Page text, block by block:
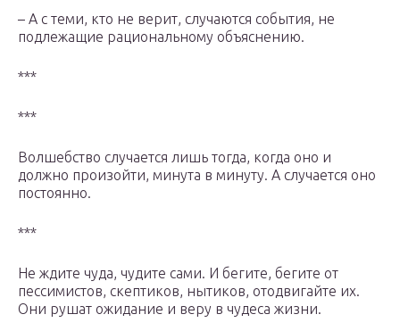
– А с теми, кто не верит, случаются события, не
подлежащие рациональному объяснению.
***
***
Волшебство случается лишь тогда, когда оно и
должно произойти, минута в минуту. А случается оно
постоянно.
***
Не ждите чуда, чудите сами. И бегите, бегите от
пессимистов, скептиков, нытиков, отодвигайте их.
Они рушат ожидание и веру в чудеса жизни.